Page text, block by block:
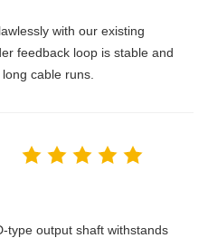
with our existing
feedback loop is stable and
cable runs.
type output shaft withstands